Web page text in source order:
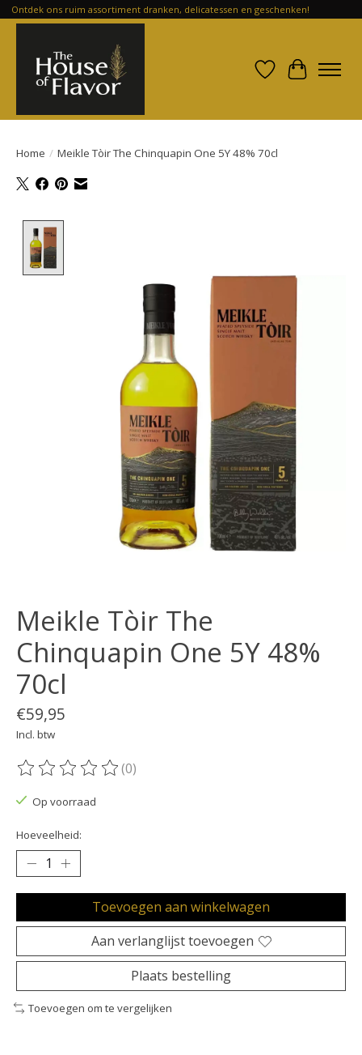
Ontdek ons ruim assortiment dranken, delicatessen en geschenken!
Verlanglijst
Home / Meikle Tòir The Chinquapin One 5Y 48% 70cl
Meikle Tòir The
Chinquapin One 5Y 48%
70cl
€59,95
Incl. btw
De beoordeling van dit product is
(0)
Op voorraad
Hoeveelheid:
Toevoegen aan winkelwagen
Aan verlanglijst toevoegen
Plaats bestelling
Toevoegen om te vergelijken